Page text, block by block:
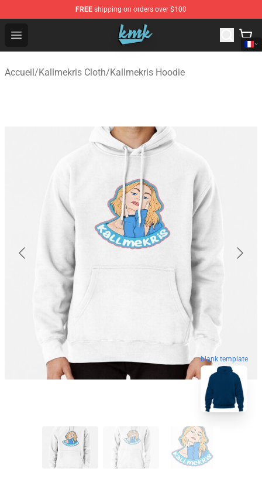
FREE shipping on orders over $100
Open menu
KallMeKris Store - Official KallMeKris Merchandise Shop
Accueil/Kallmekris Cloth/Kallmekris Hoodie
blank template